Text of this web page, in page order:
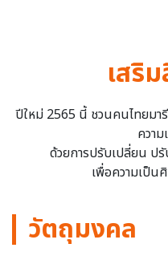
เสริ
ปีใหม่ 2565 นี้ ชวนคนไทยมา
ควา
ด้วยการปรับเปลี่ยน ป
เพื่อความเป็น
วัตถุมงคล